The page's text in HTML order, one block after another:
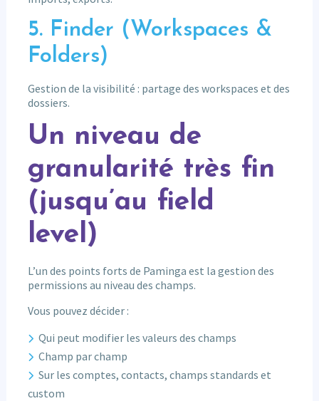
5. Finder (Workspaces &
Folders)
Gestion de la visibilité : partage des workspaces et des
dossiers.
Un niveau de
granularité très fin
(jusqu’au field
level)
L’un des points forts de Paminga est la gestion des
permissions au niveau des champs.
Vous pouvez décider :
Qui peut modifier les valeurs des champs
Champ par champ
Sur les comptes, contacts, champs standards et
custom